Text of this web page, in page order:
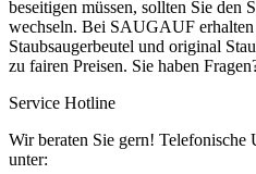
beseitigen müssen, sollten Sie den
wechseln. Bei SAUGAUF erhalten
Staubsaugerbeutel und original
zu fairen Preisen. Sie haben
Service Hotline
Wir beraten Sie gern! Telefonische
unter: